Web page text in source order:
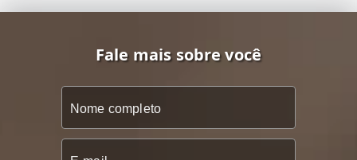
Fale mais sobre você